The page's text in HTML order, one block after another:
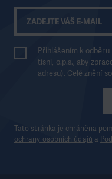
Přihlášením k
tísni, o.p.s., aby
adresu). Celé znění
Tato stránka je chráněna
ochrany osobních údajů a